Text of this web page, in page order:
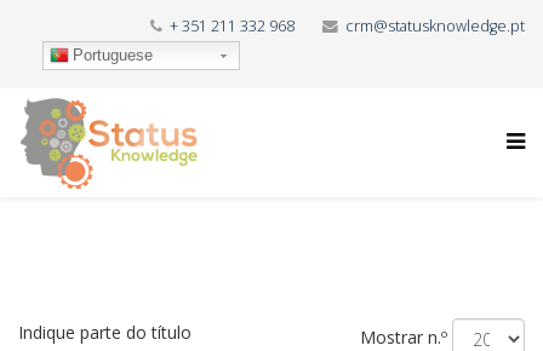
+ 351 211 332 968 crm@statusknowledge.pt
Portuguese
Indique parte do título Mostrar n.º